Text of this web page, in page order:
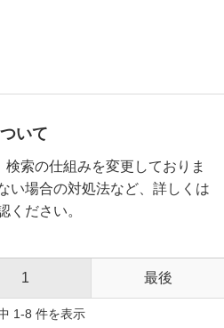
いて
索の仕組みを変更しておりま
い場合の対処法など、詳しくは
ください。
1 最後
1-8 件を表示